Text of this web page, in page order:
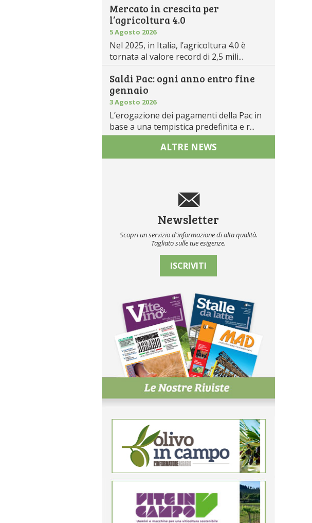
Mercato in crescita per
l’agricoltura 4.0
5 Agosto 2026
Nel 2025, in Italia, l’agricoltura 4.0 è
tornata al valore record di 2,5 mili...
Saldi Pac: ogni anno entro fine
gennaio
3 Agosto 2026
L’erogazione dei pagamenti della Pac in
base a una tempistica predefinita e r...
ALTRE NEWS
Newsletter
Scopri un servizio d'informazione di alta qualità.
Tagliato sulle tue esigenze.
ISCRIVITI